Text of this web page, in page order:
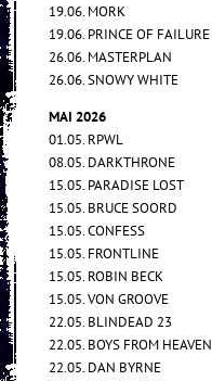
19.06. MORK
19.06. PRINCE OF FAILURE
26.06. MASTERPLAN
26.06. SNOWY WHITE
MAI 2026
01.05. RPWL
08.05. DARKTHRONE
15.05. PARADISE LOST
15.05. BRUCE SOORD
15.05. CONFESS
15.05. FRONTLINE
15.05. ROBIN BECK
15.05. VON GROOVE
22.05. BLINDEAD 23
22.05. BOYS FROM HEAVEN
22.05. DAN BYRNE